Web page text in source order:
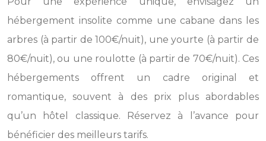
hébergement insolite comme une cabane dans les
arbres (à partir de 100€/nuit), une yourte (à partir de
80€/nuit), ou une roulotte (à partir de 70€/nuit). Ces
hébergements offrent un cadre original et
romantique, souvent à des prix plus abordables
qu’un hôtel classique. Réservez à l’avance pour
bénéficier des meilleurs tarifs.